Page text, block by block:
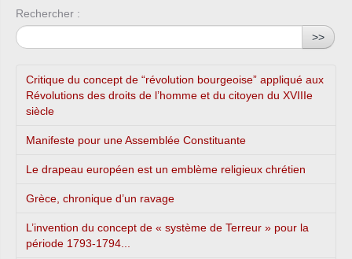
Rechercher :
>>
Critique du concept de “révolution bourgeoise” appliqué aux
Révolutions des droits de l’homme et du citoyen du XVIIIe
siècle
Manifeste pour une Assemblée Constituante
Le drapeau européen est un emblème religieux chrétien
Grèce, chronique d’un ravage
L’invention du concept de « système de Terreur » pour la
période 1793-1794...